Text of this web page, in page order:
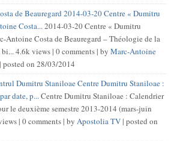
2014-03-20 Centre « Dumitru
Costa...2014-03-20 Centre « Dumitru
Antoine Costa de Beauregard – Théologie de la
4.6k views| 0 comments| by Marc-Antoine
| posted on 28/03/2014
Centre Dumitru Staniloae :
date, p...Centre Dumitru Staniloae : Calendrier
le deuxième semestre 2013-2014 (mars-juin
| 0 comments| by Apostolia TV| posted on